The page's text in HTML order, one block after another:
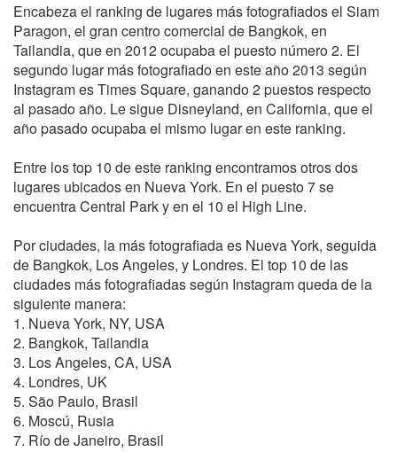
Encabeza el ranking de lugares más fotografiados el Siam
Paragon, el gran centro comercial de Bangkok, en
Tailandia, que en 2012 ocupaba el puesto número 2. El
segundo lugar más fotografiado en este año 2013 según
Instagram es Times Square, ganando 2 puestos respecto
al pasado año. Le sigue Disneyland, en California, que el
año pasado ocupaba el mismo lugar en este ranking.
Entre los top 10 de este ranking encontramos otros dos
lugares ubicados en Nueva York. En el puesto 7 se
encuentra Central Park y en el 10 el High Line.
Por ciudades, la más fotografiada es Nueva York, seguida
de Bangkok, Los Angeles, y Londres. El top 10 de las
ciudades más fotografiadas según Instagram queda de la
siguiente manera:
1. Nueva York, NY, USA
2. Bangkok, Tailandia
3. Los Angeles, CA, USA
4. Londres, UK
5. São Paulo, Brasil
6. Moscú, Rusia
7. Río de Janeiro, Brasil